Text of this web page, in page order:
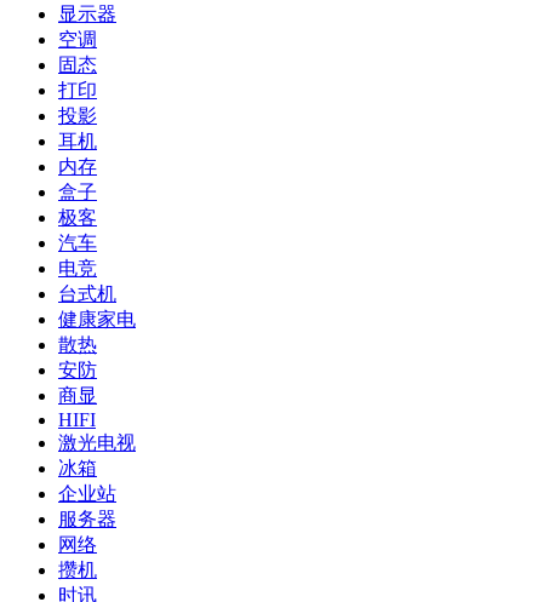
显示器
空调
固态
打印
投影
耳机
内存
盒子
极客
汽车
电竞
台式机
健康家电
散热
安防
商显
HIFI
激光电视
冰箱
企业站
服务器
网络
攒机
时讯